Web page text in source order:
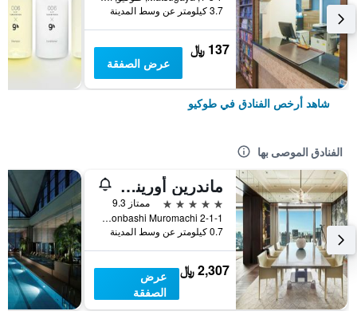
3.7 كيلومتر عن وسط المدينة
137 ﷼
عرض الصفقة
شاهد أرخص الفنادق في طوكيو
الفنادق الموصى بها
ماندرين أورينتال، طوكيو
5 نجوم
ممتاز 9.3
2-1-1 Nihonbashi Muromachi, طوكيو, اليابان
0.7 كيلومتر عن وسط المدينة
2,307 ﷼
عرض
الصفقة